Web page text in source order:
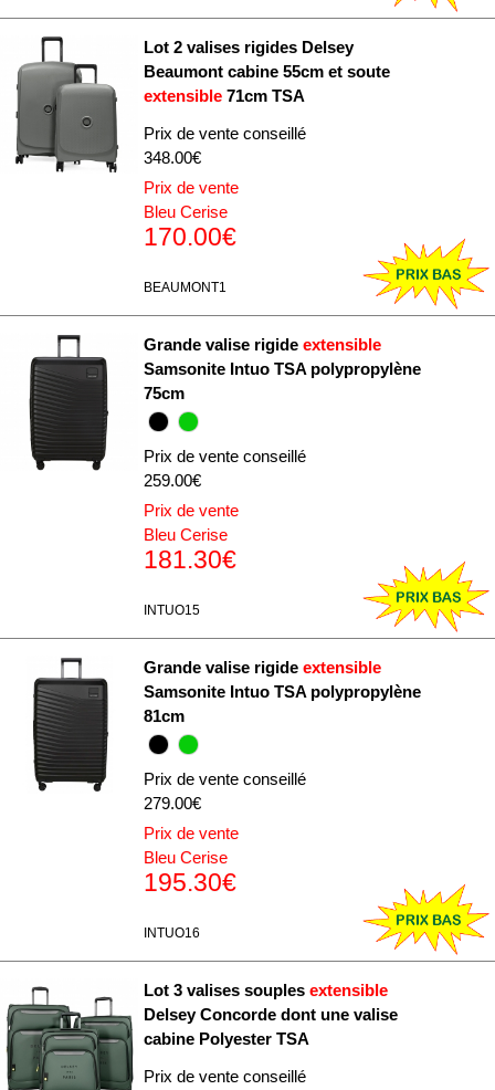
Lot 2 valises rigides Delsey
Beaumont cabine 55cm et soute
extensible 71cm TSA
Prix de vente conseillé
348.00€
Prix de vente
Bleu Cerise
170.00€
BEAUMONT1
Grande valise rigide extensible
Samsonite Intuo TSA polypropylène
75cm
Prix de vente conseillé
259.00€
Prix de vente
Bleu Cerise
181.30€
INTUO15
Grande valise rigide extensible
Samsonite Intuo TSA polypropylène
81cm
Prix de vente conseillé
279.00€
Prix de vente
Bleu Cerise
195.30€
INTUO16
Lot 3 valises souples extensible
Delsey Concorde dont une valise
cabine Polyester TSA
Prix de vente conseillé